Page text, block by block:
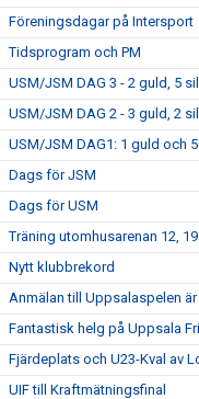
Föreningsdagar på Intersport
Tidsprogram och PM
USM/JSM DAG 3 - 2 guld, 5
USM/JSM DAG 2 - 3 guld, 2
USM/JSM DAG1: 1 guld och
Dags för JSM
Dags för USM
Träning utomhusarenan 12,
Nytt klubbrekord
Anmälan till Uppsalaspelen
Fantastisk helg på Uppsala
Fjärdeplats och U23-Kval av
UIF till Kraftmätningsfinal